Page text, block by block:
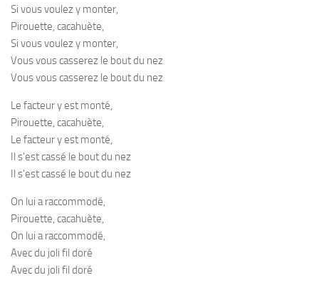
Si vous voulez y monter,
Pirouette, cacahuète,
Si vous voulez y monter,
Vous vous casserez le bout du nez
Vous vous casserez le bout du nez
Le facteur y est monté,
Pirouette, cacahuète,
Le facteur y est monté,
Il s’est cassé le bout du nez
Il s’est cassé le bout du nez
On lui a raccommodé,
Pirouette, cacahuète,
On lui a raccommodé,
Avec du joli fil doré
Avec du joli fil doré